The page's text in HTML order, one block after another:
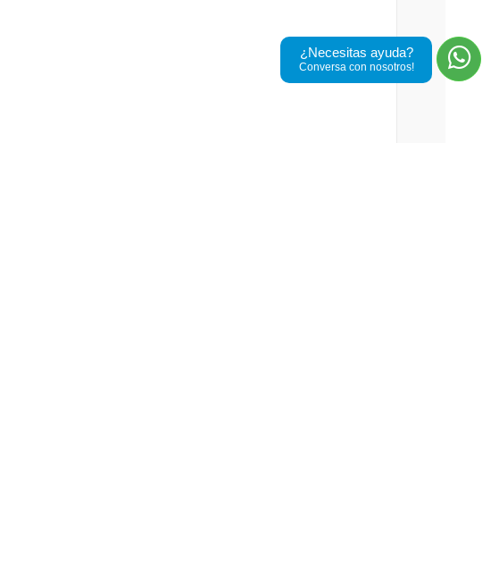
¿Necesitas ayuda?
Conversa con nosotros!